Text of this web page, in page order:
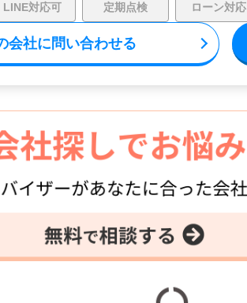
LINE対応可 定期点検 ローン対応
会社に問い合わせる